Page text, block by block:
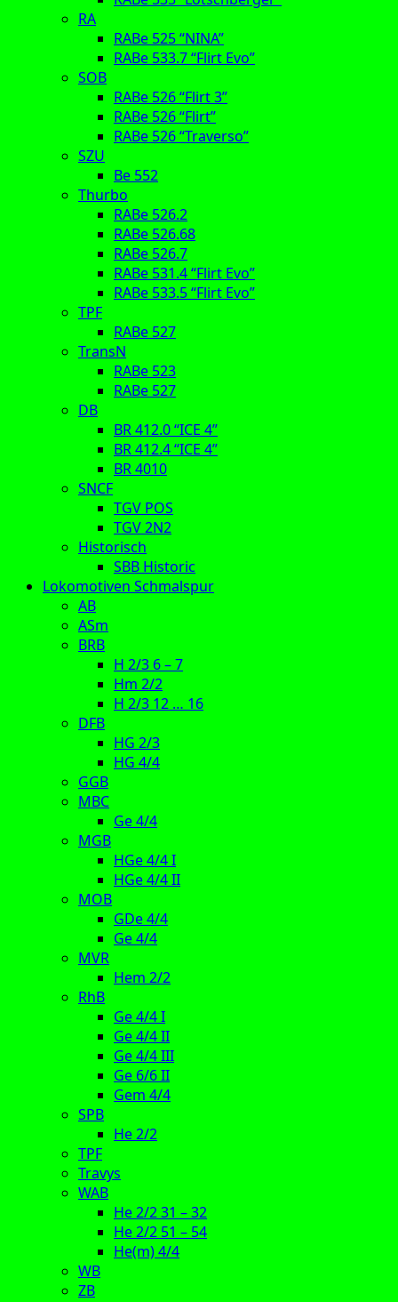
RA
RABe 525 “NINA”
RABe 533.7 “Flirt Evo”
SOB
RABe 526 “Flirt 3”
RABe 526 “Flirt”
RABe 526 “Traverso”
SZU
Be 552
Thurbo
RABe 526.2
RABe 526.68
RABe 526.7
RABe 531.4 “Flirt Evo”
RABe 533.5 “Flirt Evo”
TPF
RABe 527
TransN
RABe 523
RABe 527
DB
BR 412.0 “ICE 4”
BR 412.4 “ICE 4”
BR 4010
SNCF
TGV POS
TGV 2N2
Historisch
SBB Historic
Lokomotiven Schmalspur
AB
ASm
BRB
H 2/3 6 – 7
Hm 2/2
H 2/3 12 … 16
DFB
HG 2/3
HG 4/4
GGB
MBC
Ge 4/4
MGB
HGe 4/4 I
HGe 4/4 II
MOB
GDe 4/4
Ge 4/4
MVR
Hem 2/2
RhB
Ge 4/4 I
Ge 4/4 II
Ge 4/4 III
Ge 6/6 II
Gem 4/4
SPB
He 2/2
TPF
Travys
WAB
He 2/2 31 – 32
He 2/2 51 – 54
He(m) 4/4
WB
ZB